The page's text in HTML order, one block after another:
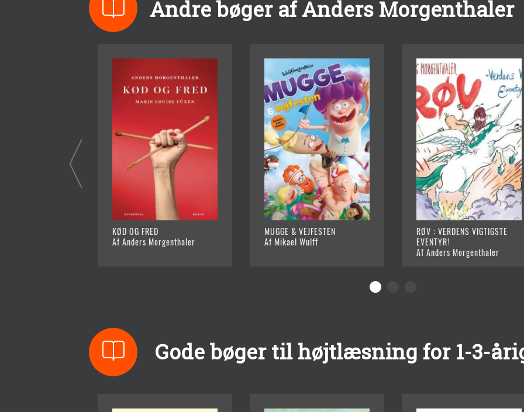
Andre bøger af Anders Morgenthaler
KØD OG FRED
Af Anders Morgenthaler
MUGGE & VEJFESTEN
Af Mikael Wulff
RØV : VERDENS VIGTIGSTE
EVENTYR!
Af Anders Morgenthaler
Gode bøger til højtlæsning for 1-3-